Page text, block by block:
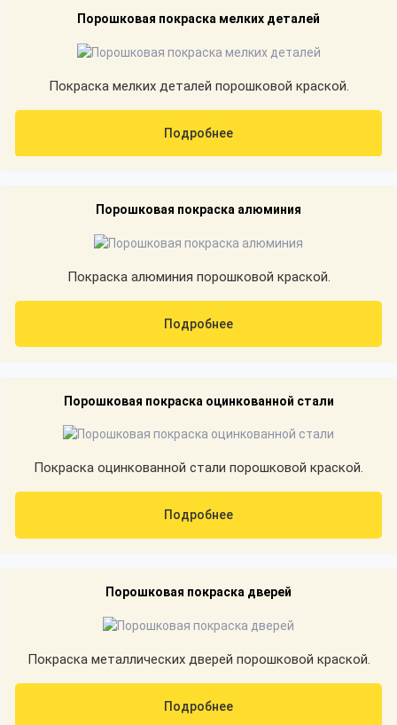
Порошковая покраска мелких деталей
Покраска мелких деталей порошковой краской.
Подробнее
Порошковая покраска алюминия
Покраска алюминия порошковой краской.
Подробнее
Порошковая покраска оцинкованной стали
Покраска оцинкованной стали порошковой краской.
Подробнее
Порошковая покраска дверей
Покраска металлических дверей порошковой краской.
Подробнее